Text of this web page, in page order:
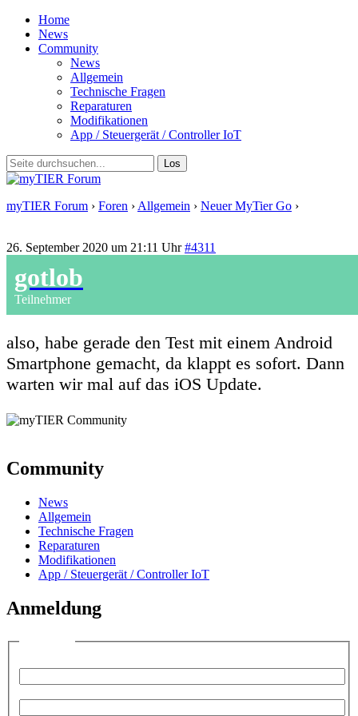
Home
News
Community
News
Allgemein
Technische Fragen
Reparaturen
Modifikationen
App / Steuergerät / Controller IoT
myTIER Forum › Foren › Allgemein › Neuer MyTier Go ›
26. September 2020 um 21:11 Uhr #4311
gotlob
Teilnehmer
also, habe gerade den Test mit einem Android
Smartphone gemacht, da klappt es sofort. Dann
warten wir mal auf das iOS Update.
Community
News
Allgemein
Technische Fragen
Reparaturen
Modifikationen
App / Steuergerät / Controller IoT
Anmeldung